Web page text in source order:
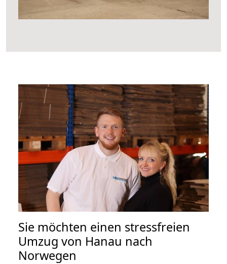
Sie möchten einen stressfreien
Umzug von Hanau nach
Norwegen